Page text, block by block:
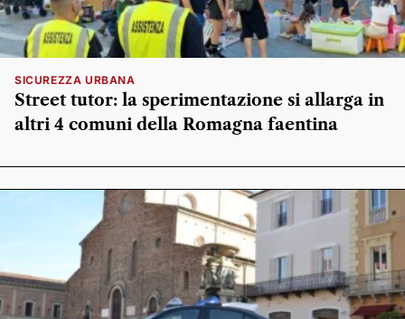
SICUREZZA URBANA
Street tutor: la sperimentazione si allarga in
altri 4 comuni della Romagna faentina